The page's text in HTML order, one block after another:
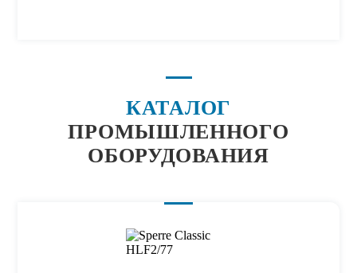
КАТАЛОГ
ПРОМЫШЛЕННОГО
ОБОРУДОВАНИЯ